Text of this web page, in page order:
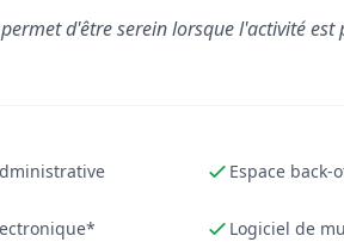
d'être serein lorsque l'activité est
Espace
Logiciel de